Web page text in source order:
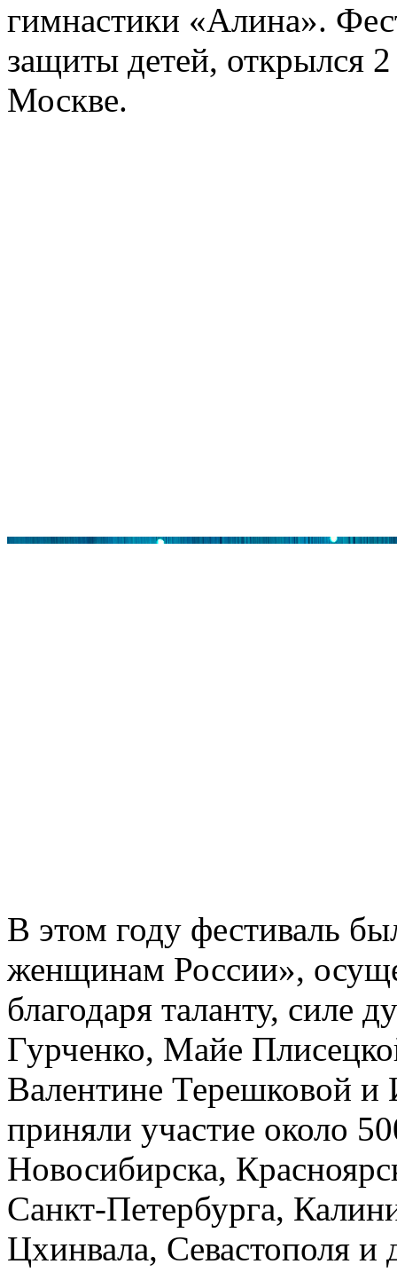
гимнастики «Алина».
защиты детей, открылся
Москве.
В этом году фестиваль
женщинам России»,
благодаря таланту,
Гурченко, Майе
Валентине Терешковой
приняли участие около
Новосибирска,
Санкт-Петербурга,
Цхинвала, Севастополя и